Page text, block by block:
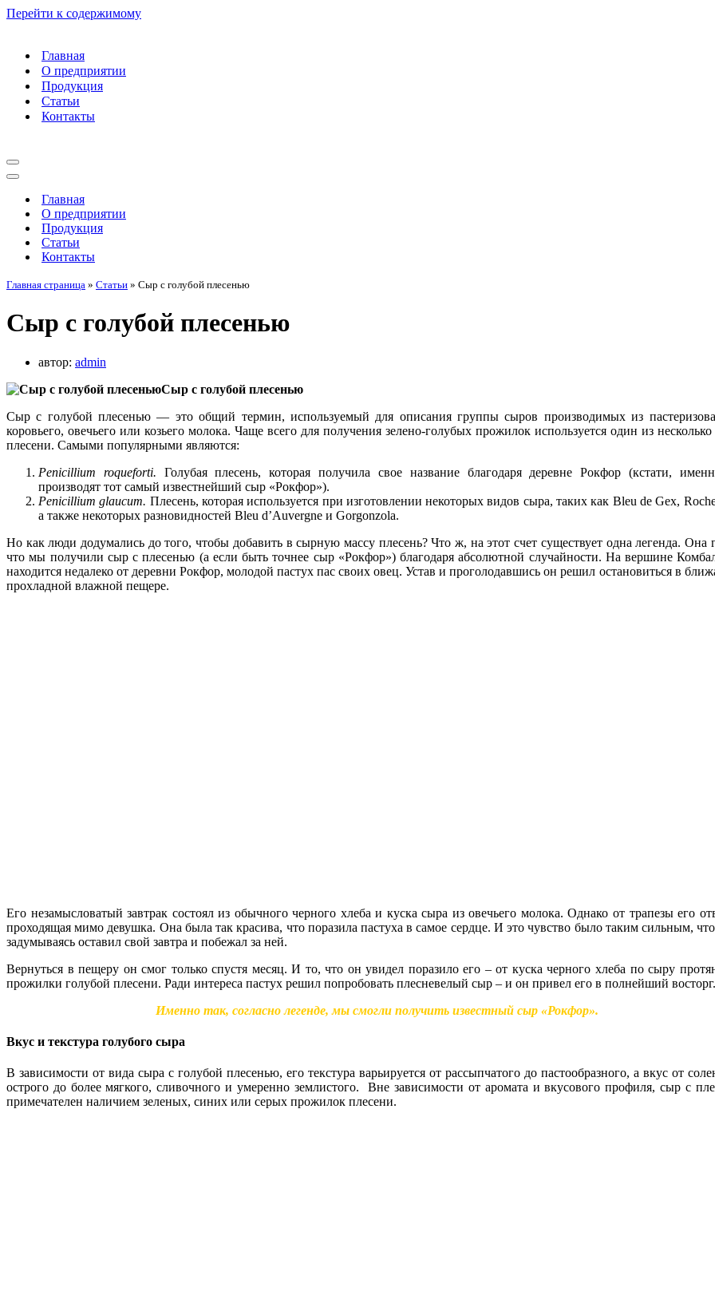
Перейти к содержимому
Главная
О предприятии
Продукция
Статьи
Контакты
Меню
навигации
Меню
навигацииГлавная
О предприятии
Продукция
Статьи
Контакты
Главная страница » Статьи » Сыр с голубой плесенью
Сыр с голубой плесенью
автор: admin
Сыр с голубой плесенью
Сыр с голубой плесенью — это общий термин, используемый для описания группы сыров производимых из
коровьего, овечьего или козьего молока. Чаще всего для получения зелено-голубых прожилок используется один из
плесени. Самыми популярными являются:
Penicillium roqueforti. Голубая плесень, которая получила свое название благодаря деревне Рокфор (кстати,
производят тот самый известнейший сыр «Рокфор»).
Рenicillium glaucum. Плесень, которая используется при изготовлении некоторых видов сыра, таких как Bleu de Gex,
а также некоторых разновидностей Bleu d’Auvergne и Gorgonzola.
Но как люди додумались до того, чтобы добавить в сырную массу плесень? Что ж, на этот счет существует одна легенда. Она
что мы получили сыр с плесенью (а если быть точнее сыр «Рокфор») благодаря абсолютной случайности. На вершине
находится недалеко от деревни Рокфор, молодой пастух пас своих овец. Устав и проголодавшись он решил остановиться в
прохладной влажной пещере.
Его незамысловатый завтрак состоял из обычного черного хлеба и куска сыра из овечьего молока. Однако от трапезы его
проходящая мимо девушка. Она была так красива, что поразила пастуха в самое сердце. И это чувство было таким сильным,
задумываясь оставил свой завтра и побежал за ней.
Вернуться в пещеру он смог только спустя месяц. И то, что он увидел поразило его – от куска черного хлеба по сыру
прожилки голубой плесени. Ради интереса пастух решил попробовать плесневелый сыр – и он привел его в полнейший восторг.
Именно так, согласно легенде, мы смогли получить известный сыр «Рокфор».
Вкус и текстура голубого сыра
В зависимости от вида сыра с голубой плесенью, его текстура варьируется от рассыпчатого до пастообразного, а вкус от
острого до более мягкого, сливочного и умеренно землистого. Вне зависимости от аромата и вкусового профиля, сыр с
примечателен наличием зеленых, синих или серых прожилок плесени.